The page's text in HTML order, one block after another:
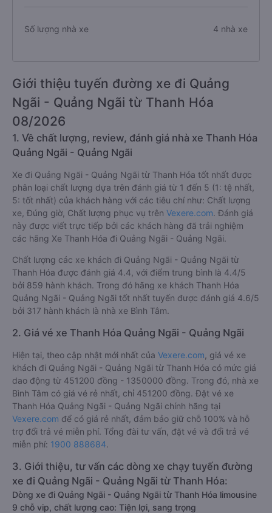
Số lượng nhà xe 4 nhà xe
Giới thiệu tuyến đường xe đi Quảng
Ngãi - Quảng Ngãi từ Thanh Hóa
08/2026
1. Về chất lượng, review, đánh giá nhà xe Thanh Hóa
Quảng Ngãi - Quảng Ngãi
Xe đi Quảng Ngãi - Quảng Ngãi từ Thanh Hóa tốt nhất được
phân loại chất lượng dựa trên đánh giá từ 1 đến 5 (1: tệ nhất,
5: tốt nhất) của khách hàng với các tiêu chí như: Chất lượng
xe, Đúng giờ, Chất lượng phục vụ trên Vexere.com. Đánh giá
này được viết trực tiếp bởi các khách hàng đã trải nghiệm
các hãng Xe Thanh Hóa đi Quảng Ngãi - Quảng Ngãi.
Chất lượng các xe khách đi Quảng Ngãi - Quảng Ngãi từ
Thanh Hóa được đánh giá 4.4, với điểm trung bình là 4.4/5
bởi 859 hành khách. Trong đó hãng xe khách Thanh Hóa
Quảng Ngãi - Quảng Ngãi tốt nhất tuyến được đánh giá 4.6/5
bởi 317 hành khách là nhà xe Bình Tâm.
2. Giá vé xe Thanh Hóa Quảng Ngãi - Quảng Ngãi
Hiện tại, theo cập nhật mới nhất của Vexere.com , giá vé xe
khách đi Quảng Ngãi - Quảng Ngãi từ Thanh Hóa có mức giá
dao động từ 451200 đồng - 1350000 đồng. Trong đó, nhà xe
Bình Tâm có giá vé rẻ nhất, chỉ 451200 đồng. Đặt vé xe
Thanh Hóa Quảng Ngãi - Quảng Ngãi chính hãng tại
Vexere.com để có giá rẻ nhất, đảm bảo giữ chỗ 100% và hỗ
trợ đổi trả vé miễn phí. Tổng đài tư vấn, đặt vé và đổi trả vé
miễn phí: 1900 888684.
3. Giới thiệu, tư vấn các dòng xe chạy tuyến đường
xe đi Quảng Ngãi - Quảng Ngãi từ Thanh Hóa:
Dòng xe đi Quảng Ngãi - Quảng Ngãi từ Thanh Hóa limousine
9 chỗ vip, chất lượng cao: Tiện lợi, sang trọng